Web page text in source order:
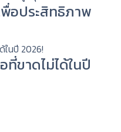
พื่อประสิทธิภาพ
ขาดไม่ได้ในปี